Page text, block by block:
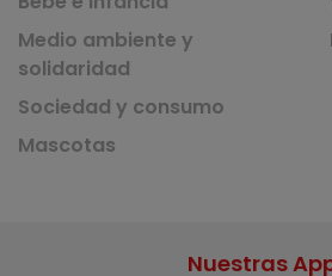
Medio ambiente y
solidaridad
Sociedad y consumo
Mascotas
Nuestras